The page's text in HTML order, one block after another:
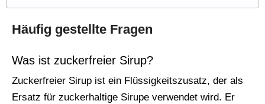
Häufig gestellte Fragen
Was ist zuckerfreier Sirup?
Zuckerfreier Sirup ist ein Flüssigkeitszusatz, der als
Ersatz für zuckerhaltige Sirupe verwendet wird. Er